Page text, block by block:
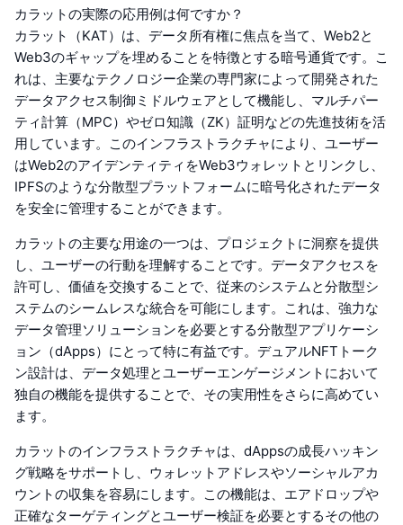
カラットの実際の応用例は何ですか？
カラット（KAT）は、データ所有権に焦点を当て、Web2と
Web3のギャップを埋めることを特徴とする暗号通貨です。こ
れは、主要なテクノロジー企業の専門家によって開発された
データアクセス制御ミドルウェアとして機能し、マルチパー
ティ計算（MPC）やゼロ知識（ZK）証明などの先進技術を活
用しています。このインフラストラクチャにより、ユーザー
はWeb2のアイデンティティをWeb3ウォレットとリンクし、
IPFSのような分散型プラットフォームに暗号化されたデータ
を安全に管理することができます。
カラットの主要な用途の一つは、プロジェクトに洞察を提供
し、ユーザーの行動を理解することです。データアクセスを
許可し、価値を交換することで、従来のシステムと分散型シ
ステムのシームレスな統合を可能にします。これは、強力な
データ管理ソリューションを必要とする分散型アプリケーシ
ョン（dApps）にとって特に有益です。デュアルNFTトーク
ン設計は、データ処理とユーザーエンゲージメントにおいて
独自の機能を提供することで、その実用性をさらに高めてい
ます。
カラットのインフラストラクチャは、dAppsの成長ハッキン
グ戦略をサポートし、ウォレットアドレスやソーシャルアカ
ウントの収集を容易にします。この機能は、エアドロップや
正確なターゲティングとユーザー検証を必要とするその他の